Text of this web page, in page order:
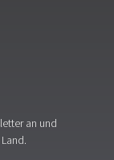
an und